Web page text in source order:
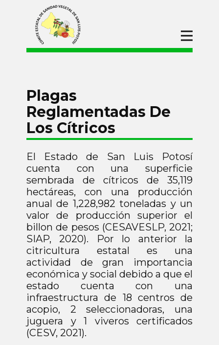
Inicio
Manejo Fitosanitario En Apoyo A La
Producción Para El Bienestar (Maíz Y
Frijol)
Campañas de Protección
Fitosanitaria
Campaña Contra Plagas
Reglamentadas De Los Cítricos
Campaña Nacional Contra Moscas
De La Fruta
Campaña Contra La Langosta
Campaña Contra Plagas Del Cafeto
Campaña Del Manejo Fitosanitario
De Hortalizas
Operación de Puntos de Verificación
Interna en Materia Fitosanitaria
Inocuidad Agricola
Procesos de
Adquisiciones
Convocatorias
Plagas
Reglamentadas De
Los Cítricos
El Estado de San Luis Potosí
cuenta con una superficie
sembrada de cítricos de 35,119
hectáreas, con una producción
anual de 1,228,982 toneladas y un
valor de producción superior el
billon de pesos (CESAVESLP, 2021;
SIAP, 2020). Por lo anterior la
citricultura estatal es una
actividad de gran importancia
económica y social debido a que el
estado cuenta con una
infraestructura de 18 centros de
acopio, 2 seleccionadoras, una
juguera y 1 viveros certificados
(CESV, 2021).